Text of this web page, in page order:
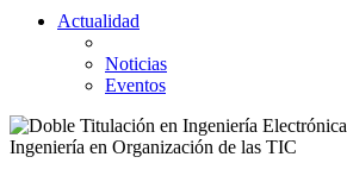
Actualidad
Noticias
Eventos